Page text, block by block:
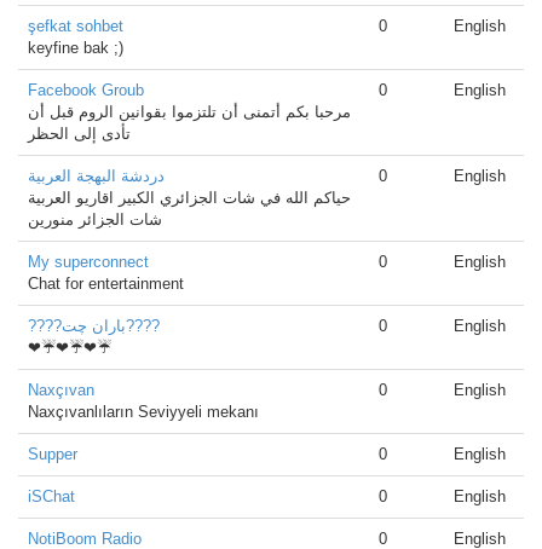
şefkat sohbet
keyfine bak ;)
0 English
Facebook Groub
مرحبا بكم أتمنى أن تلتزموا بقوانين الروم قبل أن
تأدى إلى الحظر
0 English
دردشة البهجة العربية
حياكم الله في شات الجزائري الكبير اقاريو العربية
شات الجزائر منورين
0 English
My superconnect
Chat for entertainment
0 English
????باران چت????
❤☔❤☔❤☔
0 English
Naxçıvan
Naxçıvanlıların Seviyyeli mekanı
0 English
Supper 0 English
iSChat 0 English
NotiBoom Radio 0 English